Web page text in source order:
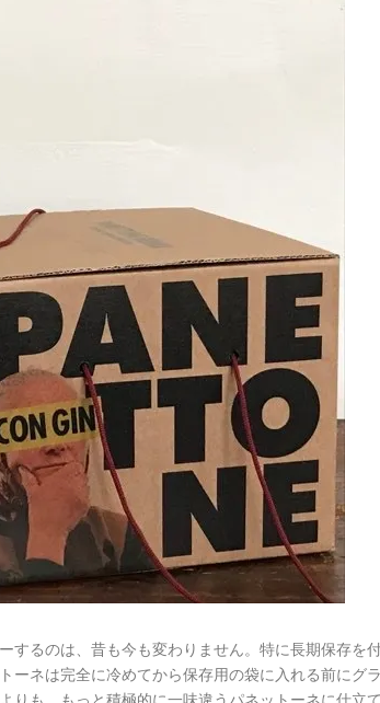
するのは、昔も今も変わりません。特に長期保存を
ーネは完全に冷めてから保存用の袋に入れる前にグラ